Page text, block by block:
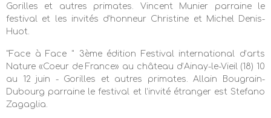
Gorilles et autres primates. Vincent Munier parraine le
festival et les invités d'honneur Christine et Michel Denis-
Huot.
"Face à Face " 3ème édition Festival international d’arts
Nature «Coeur de France» au château d’Ainay-le-Vieil (18) 10
au 12 juin - Gorilles et autres primates. Allain Bougrain-
Dubourg parraine le festival et l’invité étranger est Stefano
Zagaglia.